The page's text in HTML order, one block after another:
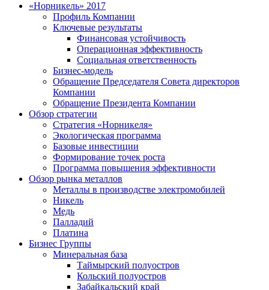
«Норникель» 2017
Профиль Компании
Ключевые результаты
Финансовая устойчивость
Операционная эффективность
Социальная ответственность
Бизнес-модель
Обращение Председателя Совета директоров
Компании
Обращение Президента Компании
Обзор стратегии
Стратегия «Норникеля»
Экологическая программа
Базовые инвестиции
Формирование точек роста
Программа повышения эффективности
Обзор рынка металлов
Металлы в производстве электромобилей
Никель
Медь
Палладий
Платина
Бизнес Группы
Минеральная база
Таймырский полуостров
Кольский полуостров
Забайкальский край